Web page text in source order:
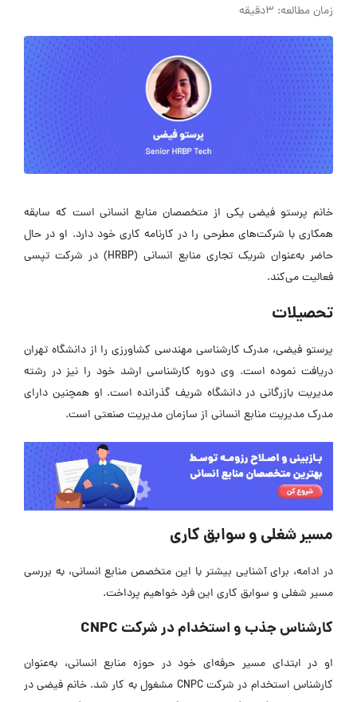
زمان مطالعه: 3دقیقه
خانم پرستو فیضی یکی از متخصصان منابع انسانی است که سابقه
همکاری با شرکت‌های مطرحی را در کارنامه کاری خود دارد. او در حال
حاضر به‌عنوان شریک تجاری منابع انسانی (HRBP) در شرکت تپسی
فعالیت می‌کند.
تحصیلات
پرستو فیضی، مدرک کارشناسی مهندسی کشاورزی را از دانشگاه تهران
دریافت نموده است. وی دوره کارشناسی ارشد خود را نیز در رشته
مدیریت بازرگانی در دانشگاه شریف گذرانده است. او همچنین دارای
مدرک مدیریت منابع انسانی از سازمان مدیریت صنعتی است.
مسیر شغلی و سوابق کاری
در ادامه، برای آشنایی بیشتر با این متخصص منابع انسانی، به بررسی
مسیر شغلی و سوابق کاری این فرد خواهیم پرداخت.
کارشناس جذب و استخدام در شرکت CNPC
او در ابتدای مسیر حرفه‌ای خود در حوزه منابع انسانی، به‌عنوان
کارشناس استخدام در شرکت CNPC مشغول به کار شد. خانم فیضی در